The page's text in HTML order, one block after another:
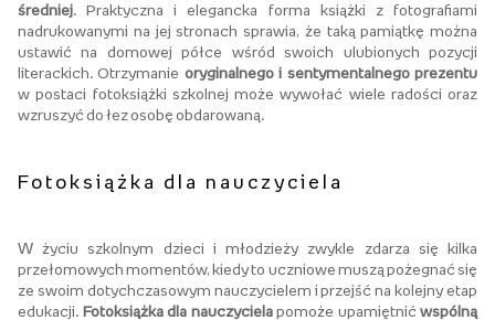
średniej. Praktyczna i elegancka forma książki z fotografiami
nadrukowanymi na jej stronach sprawia, że taką pamiątkę można
ustawić na domowej półce wśród swoich ulubionych pozycji
literackich. Otrzymanie oryginalnego i sentymentalnego prezentu
w postaci fotoksiążki szkolnej może wywołać wiele radości oraz
wzruszyć do łez osobę obdarowaną.
Fotoksiążka dla nauczyciela
W życiu szkolnym dzieci i młodzieży zwykle zdarza się kilka
przełomowych momentów, kiedy to uczniowe muszą pożegnać się
ze swoim dotychczasowym nauczycielem i przejść na kolejny etap
edukacji. Fotoksiążka dla nauczycielapomoże upamiętnić wspólną